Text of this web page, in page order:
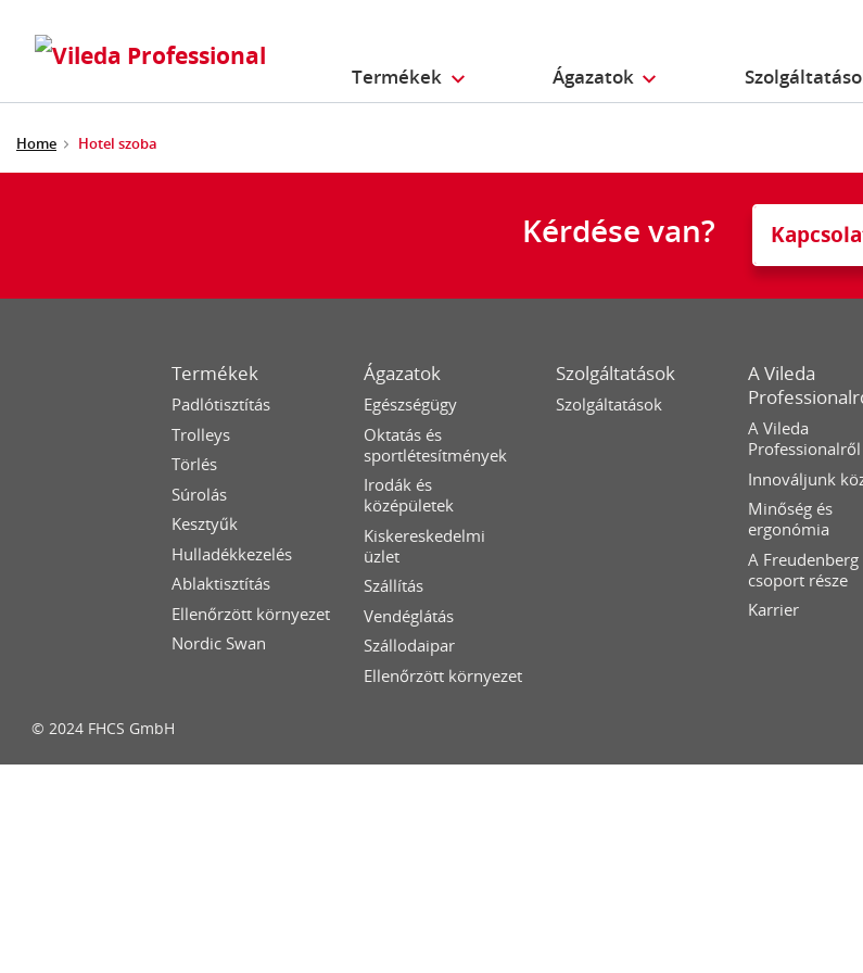
Termékek Ágazatok
Home Hotel szoba
Kérdése van?
Termékek
Padlótisztítás
Trolleys
Törlés
Súrolás
Kesztyűk
Hulladékkezelés
Ablaktisztítás
Ellenőrzött környezet
Nordic Swan
Ágazatok
Egészségügy
Oktatás és
sportlétesítmények
Irodák és
középületek
Kiskereskedelmi
üzlet
Szállítás
Vendéglátás
Szállodaipar
Ellenőrzött környezet
Szolgáltatások
Szolgáltatások
A Vileda
A Vileda
Professionalről
Innováljunk
Minőség és
ergonómia
A Freudenberg
csoport része
Karrier
© 2024 FHCS GmbH